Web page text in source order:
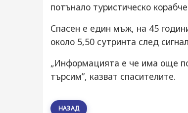
потънало туристическо
Спасен е един мъж, на 45
около 5,50 сутринта след
„Информацията е че има още
търсим”, казват спасителите.
НАЗАД